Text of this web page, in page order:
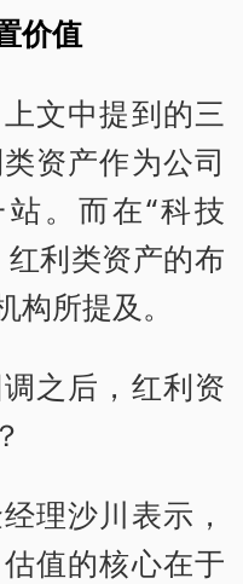
价值
文中提到的三
资产作为公司
。而在“科技
利类资产的布
所提及。
之后，红利资
沙川表示，
值的核心在于